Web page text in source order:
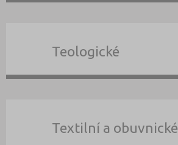
Teologické
Textilní a obuvnické